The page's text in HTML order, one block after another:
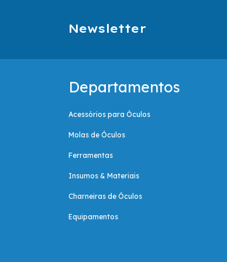
Newsletter
Departamentos
Acessórios para Óculos
Molas de Óculos
Ferramentas
Insumos & Materiais
Charneiras de Óculos
Equipamentos